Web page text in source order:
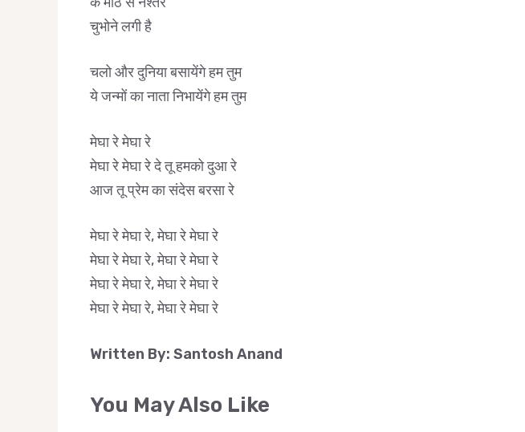
चुभोने लगी है
चलो और दुनिया बसायेंगे हम तुम
ये जन्मों का नाता निभायेंगे हम तुम
मेघा रे मेघा रे
मेघा रे मेघा रे दे तू हमको दुआ रे
आज तू प्रेम का संदेस बरसा रे
मेघा रे मेघा रे, मेघा रे मेघा रे
मेघा रे मेघा रे, मेघा रे मेघा रे
मेघा रे मेघा रे, मेघा रे मेघा रे
मेघा रे मेघा रे, मेघा रे मेघा रे
Written By: Santosh Anand
You May Also Like